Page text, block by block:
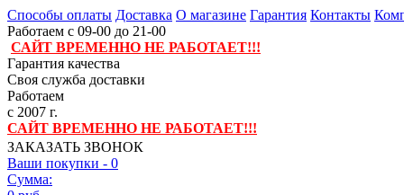
Способы оплаты Доставка О магазине Гарантия Контакты
Работаем с 09-00 до 21-00
САЙТ ВРЕМЕННО НЕ РАБОТАЕТ!!!
Гарантия качества
Своя служба доставки
Работаем
с 2007 г.
САЙТ ВРЕМЕННО НЕ РАБОТАЕТ!!!
ЗАКАЗАТЬ ЗВОНОК
Ваши покупки - 0
Сумма: